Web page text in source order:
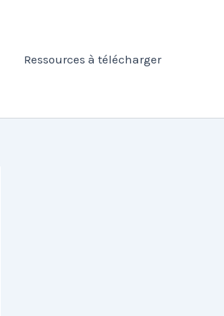
Ressources à télécharger